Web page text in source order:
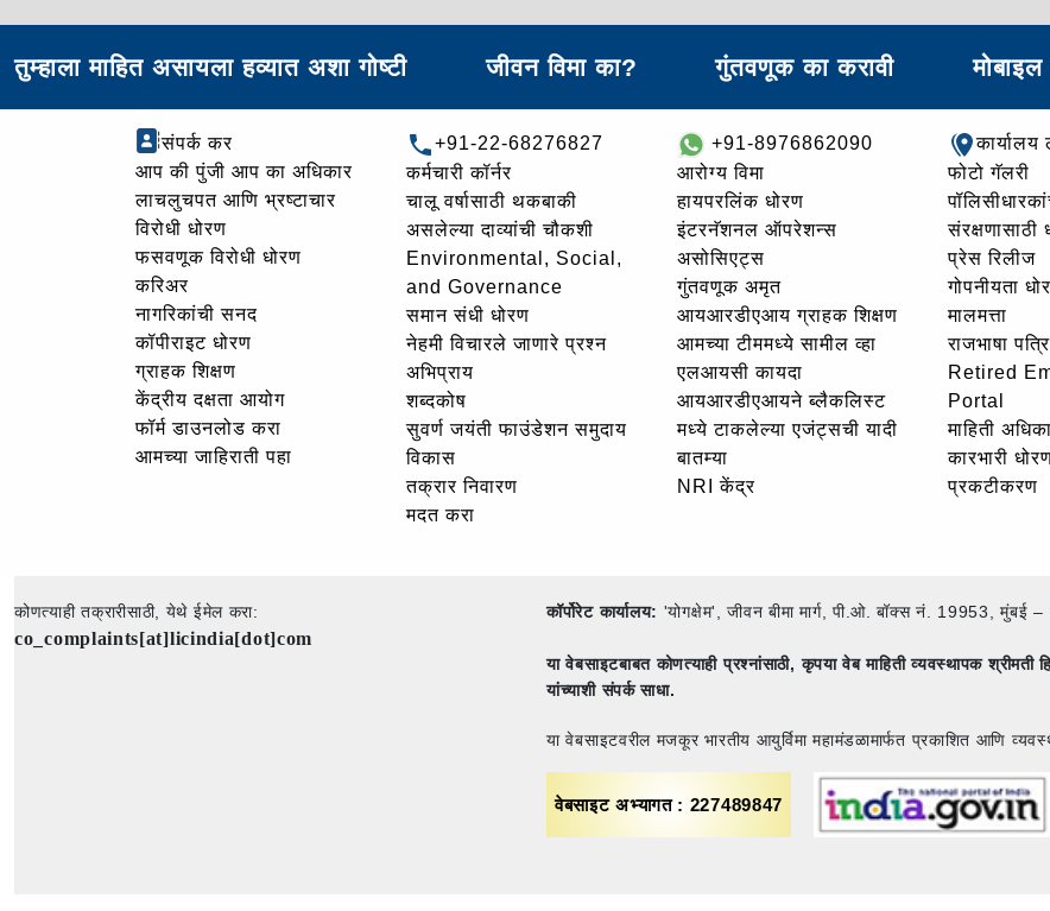
तुम्हाला माहित असायला हव्यात अशा गोष्टी जीवन विमा का? गुंतवणूक का करावी
संपर्क कर
आप की पुंजी आप का अधिकार
लाचलुचपत आणि भ्रष्टाचार
विरोधी धोरण
फसवणूक विरोधी धोरण
करिअर
नागरिकांची सनद
कॉपीराइट धोरण
ग्राहक शिक्षण
केंद्रीय दक्षता आयोग
फॉर्म डाउनलोड करा
आमच्या जाहिराती पहा
+91-22-68276827
कर्मचारी कॉर्नर
चालू वर्षासाठी थकबाकी
असलेल्या दाव्यांची चौकशी
Environmental, Social,
and Governance
समान संधी धोरण
नेहमी विचारले जाणारे प्रश्न
अभिप्राय
शब्दकोष
सुवर्ण जयंती फाउंडेशन समुदाय
विकास
तक्रार निवारण
मदत करा
+91-8976862090
आरोग्य विमा
हायपरलिंक धोरण
इंटरनॅशनल ऑपरेशन्स
असोसिएट्स
गुंतवणूक अमृत
आयआरडीएआय ग्राहक शिक्षण
आमच्या टीममध्ये सामील व्हा
एलआयसी कायदा
आयआरडीएआयने ब्लैकलिस्ट
मध्ये टाकलेल्या एजंट्सची यादी
बातम्या
NRI केंद्र
फोटो गॅलरी
संरक्षणासाठी
प्रेस रिलीज
गोपनीयता
मालमत्ता
राजभाषा
Retired
Portal
माहिती
कारभारी
प्रकटीकरण
कोणत्याही तक्रारीसाठी, येथे ईमेल करा:
co_complaints[at]licindia[dot]com
कॉर्पोरेट कार्यालय: 'योगक्षेम', जीवन बीमा मार्ग, पी.ओ. बॉक्स नं. 19953,
या वेबसाइटबाबत कोणत्याही प्रश्नांसाठी, कृपया वेब माहिती व्यवस्थापक श्रीमती
यांच्याशी संपर्क साधा.
या वेबसाइटवरील मजकूर भारतीय आयुर्विमा महामंडळामार्फत प्रकाशित आणि
वेबसाइट अभ्यागत : 227489847